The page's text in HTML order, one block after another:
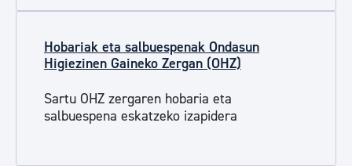
Hobariak eta salbuespenak Ondasun
Higiezinen Gaineko Zergan (OHZ)
Sartu OHZ zergaren hobaria eta
salbuespena eskatzeko izapidera